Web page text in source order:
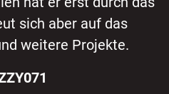
sich aber auf das
weitere Projekte.